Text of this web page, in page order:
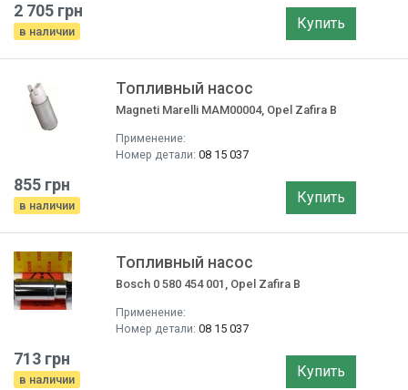
2 705 грн
в наличии Купить
Топливный насос
Magneti Marelli MAM00004, Opel Zafira B
Применение:
Номер детали: 08 15 037
855 грн
в наличии Купить
Топливный насос
Bosch 0 580 454 001, Opel Zafira B
Применение:
Номер детали: 08 15 037
713 грн
в наличии Купить